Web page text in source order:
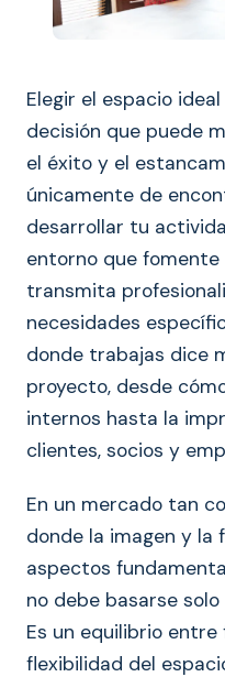
Elegir el espacio
decisión que puede
el éxito y el
únicamente de
desarrollar tu
entorno que
transmita
necesidades
donde trabajas dice
proyecto, desde
internos hasta la
clientes, socios y
En un mercado tan
donde la imagen y la
aspectos
no debe basarse
Es un equilibrio
flexibilidad del